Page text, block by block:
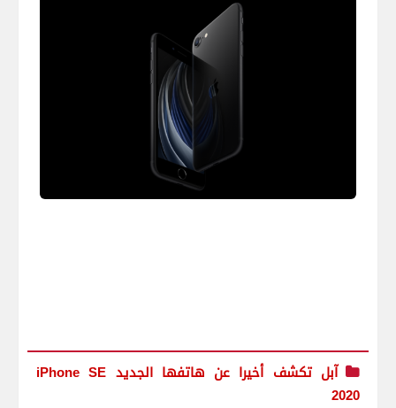
آبل تكشف أخيرا عن هاتفها الجديد iPhone SE
2020